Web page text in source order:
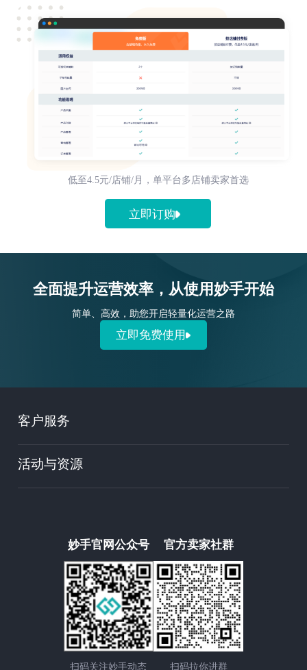
低至4.5元/店铺/月，单平台多店铺卖家首选
立即订购
全面提升运营效率，从使用妙手开始
简单、高效，助您开启轻量化运营之路
立即免费使用
客户服务
活动与资源
妙手官网公众号
扫码关注妙手动态
官方卖家社群
扫码拉你进群